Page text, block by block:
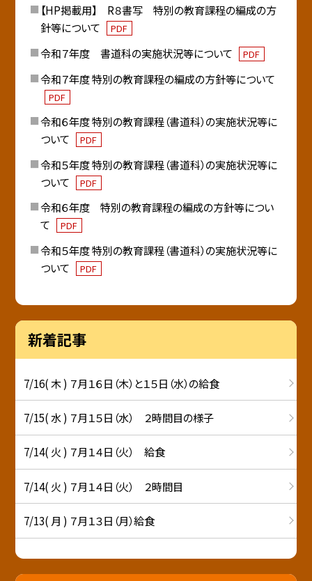
【HP掲載用】 R８書写 特別の教育課程の編成の方
針等について
PDF
令和７年度 書道科の実施状況等について PDF
令和７年度 特別の教育課程の編成の方針等について
PDF
令和６年度 特別の教育課程（書道科）の実施状況等に
ついて
PDF
令和５年度 特別の教育課程（書道科）の実施状況等に
ついて
PDF
令和６年度 特別の教育課程の編成の方針等につい
て
PDF
令和５年度 特別の教育課程（書道科）の実施状況等に
ついて
PDF
新着記事
7/16( 木 ) ７月１６日（木）と１５日（水）の給食
7/15( 水 ) ７月１５日（水） ２時間目の様子
7/14( 火 ) ７月１４日（火） 給食
7/14( 火 ) ７月１４日（火） ２時間目
7/13( 月 ) ７月１３日（月）給食